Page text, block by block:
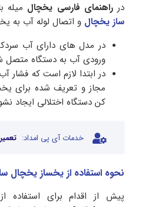
درراهنمای فارسی یخچال میله
ساز یخچال و اتصال لوله آب به
در مدل‌ های دارای آب‌
ورودی آب به دستگاه متصل
در ابتدا لازم است که فشار
مجاز و تعریف شده برای
کن دستگاه اختلالی ایجاد
خدمات آی پی امداد:
نحوه استفاده از یخساز یخچال
پیش از اقدام برای استفاده